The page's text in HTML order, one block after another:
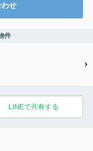
せ
件
LINEで共有する